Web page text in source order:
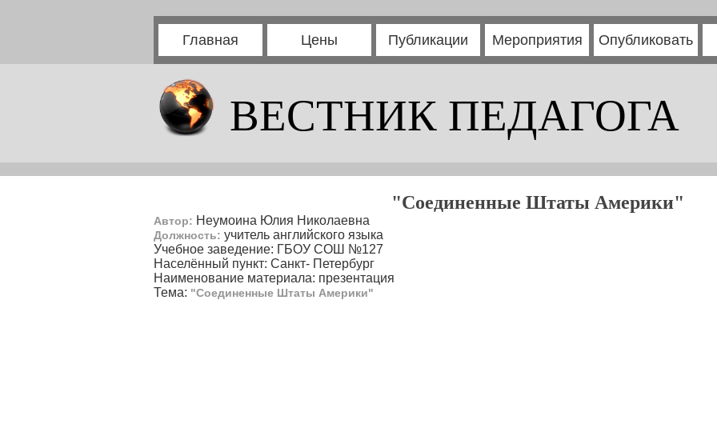
Главная Цены Публикации Мероприятия Опубликовать
ВЕСТНИК ПЕДАГОГА
"Соединенные Штаты Америки"
Автор: Неумоина Юлия Николаевна
Должность: учитель английского языка
Учебное заведение: ГБОУ СОШ №127
Населённый пункт: Санкт- Петербург
Наименование материала: презентация
Тема: "Соединенные Штаты Америки"